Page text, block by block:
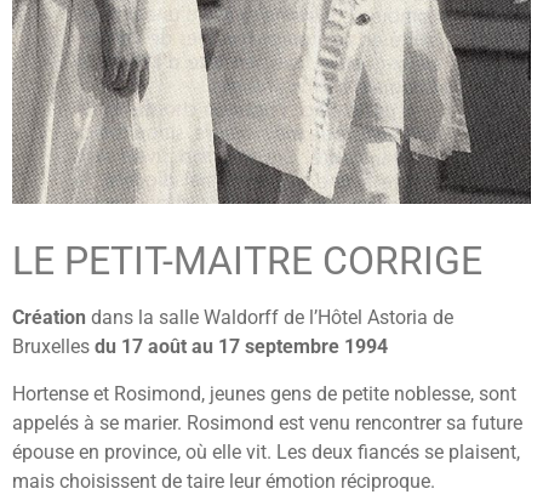
LE PETIT-MAITRE CORRIGE
Création dans la salle Waldorff de l’Hôtel Astoria de
Bruxelles du 17 août au 17 septembre 1994
Hortense et Rosimond, jeunes gens de petite noblesse, sont
appelés à se marier. Rosimond est venu rencontrer sa future
épouse en province, où elle vit. Les deux fiancés se plaisent,
mais choisissent de taire leur émotion réciproque.